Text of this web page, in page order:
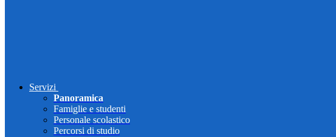
Servizi
Panoramica
Famiglie e studenti
Personale scolastico
Percorsi di studio